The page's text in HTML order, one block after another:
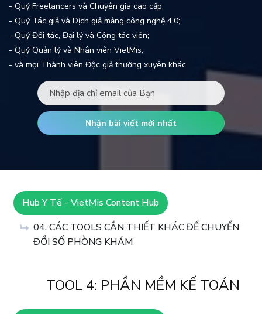
- Quý Freelancers và Chuyên gia cao cấp;
- Quý Tác giả và Dịch giả mảng công nghệ 4.0;
- Quý Đối tác, Đại lý và Cộng tác viên;
- Quý Quản lý và Nhân viên VietMis;
- và mọi Thành viên Độc giả thường xuyên khác.
Nhận bài viết mới nhất
Hub Y Tế - VietMis Content Hub
04. CÁC TOOLS CẦN THIẾT KHÁC ĐỂ CHUYỂN
ĐỔI SỐ PHÒNG KHÁM
TOOL 4: PHẦN MỀM KẾ TOÁN